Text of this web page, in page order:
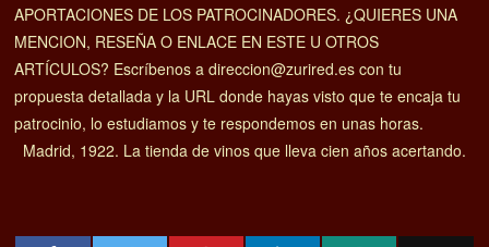
APORTACIONES DE LOS PATROCINADORES. ¿QUIERES UNA
MENCION, RESEÑA O ENLACE EN ESTE U OTROS
ARTÍCULOS? Escríbenos a direccion@zurired.es con tu
propuesta detallada y la URL donde hayas visto que te encaja tu
patrocinio, lo estudiamos y te respondemos en unas horas.
Madrid, 1922. La tienda de vinos que lleva cien años acertando.